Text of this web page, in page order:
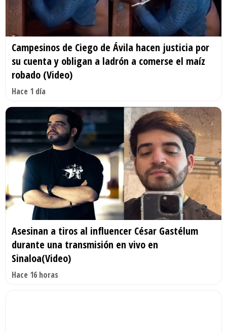
Campesinos de Ciego de Ávila hacen justicia por
su cuenta y obligan a ladrón a comerse el maíz
robado (Video)
Hace 1 día
Asesinan a tiros al influencer César Gastélum
durante una transmisión en vivo en
Sinaloa(Video)
Hace 16 horas